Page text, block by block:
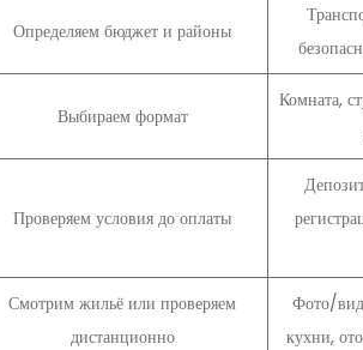
Определяем бюджет и районы
Выбираем формат
Комната,
Проверяем условия до оплаты
Смотрим жильё или проверяем
дистанционно
Фото/
кухни,